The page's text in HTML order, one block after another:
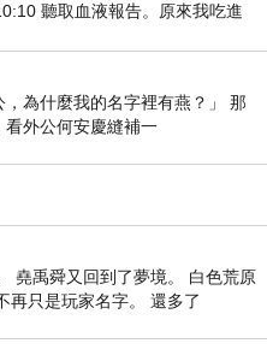
的身影
洋＆王齊麟
孟遠
聽取血液報告。原來我吃進
並非沒有吸收而是超
為什麼我的名字裡有燕？」 那
外公何安慶縫補一
堯禹舜又回到了夢境。 白色荒原
再只是玩家名字。 還多了